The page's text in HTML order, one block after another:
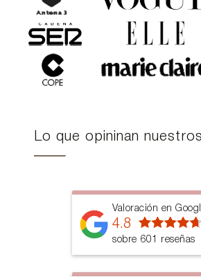
Lo que opininan
Valoración en
4.8
sobre 601 reseñas